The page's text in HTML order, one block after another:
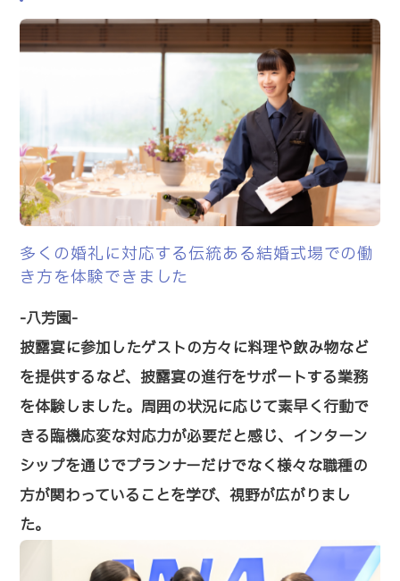
多くの婚礼に対応する伝統ある結婚式場での働
き方を体験できました
-八芳園-
披露宴に参加したゲストの方々に料理や飲み物など
を提供するなど、披露宴の進行をサポートする業務
を体験しました。周囲の状況に応じて素早く行動で
きる臨機応変な対応力が必要だと感じ、インターン
シップを通じでプランナーだけでなく様々な職種の
方が関わっていることを学び、視野が広がりまし
た。